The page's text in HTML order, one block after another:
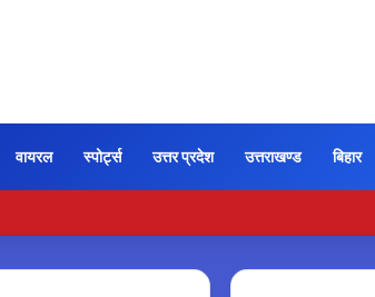
वायरल स्पोर्ट्स उत्तर प्रदेश उत्तराखण्ड बिहार